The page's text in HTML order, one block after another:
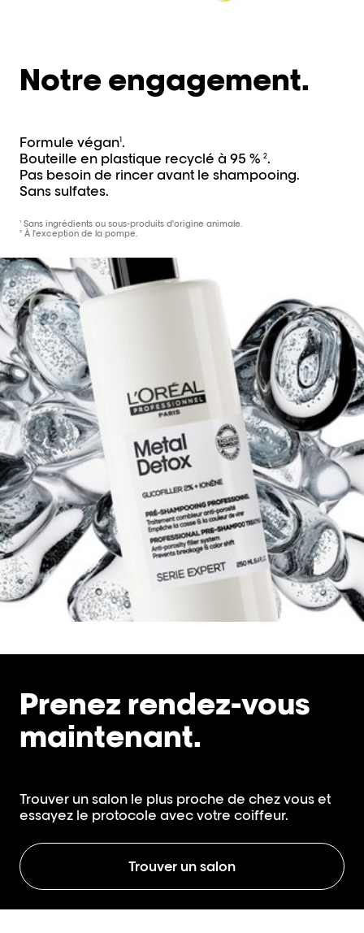
Notre engagement.
Formule végan1 .
Bouteille en plastique recyclé à 95 % 2.
Pas besoin de rincer avant le shampooing.
Sans sulfates.
¹ Sans ingrédients ou sous-produits d'origine animale.
² À l'exception de la pompe.
Prenez rendez-vous
maintenant.
Trouver un salon le plus proche de chez vous et
essayez le protocole avec votre coiffeur.
Trouver un salon